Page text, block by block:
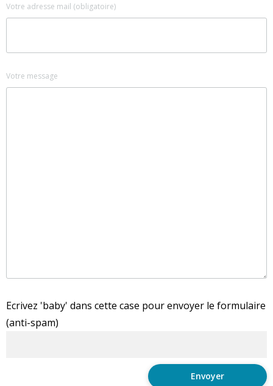
Votre adresse mail (obligatoire)
Votre message
Ecrivez 'baby' dans cette case pour envoyer le formulaire
(anti-spam)